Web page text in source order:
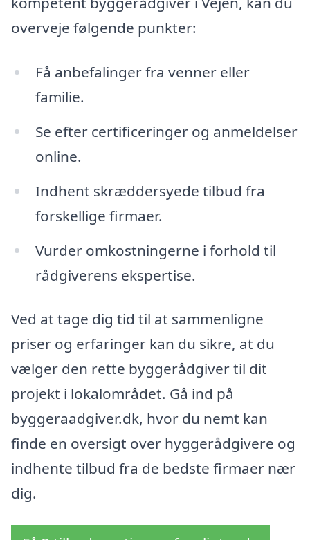
overveje følgende punkter:
Få anbefalinger fra venner eller
familie.
Se efter certificeringer og anmeldelser
online.
Indhent skræddersyede tilbud fra
forskellige firmaer.
Vurder omkostningerne i forhold til
rådgiverens ekspertise.
Ved at tage dig tid til at sammenligne
priser og erfaringer kan du sikre, at du
vælger den rette byggerådgiver til dit
projekt i lokalområdet. Gå ind på
byggeraadgiver.dk, hvor du nemt kan
finde en oversigt over hyggerådgivere og
indhente tilbud fra de bedste firmaer nær
dig.